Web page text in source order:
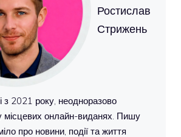
Ростислав
Стрижень
з 2021 року, неодноразово
місцевих онлайн-виданях. Пишу
про новини, події та життя